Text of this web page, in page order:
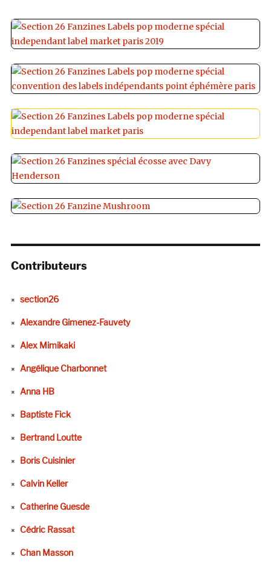
Contributeurs
section26
Alexandre Gimenez-Fauvety
Alex Mimikaki
Angélique Charbonnet
Anna HB
Baptiste Fick
Bertrand Loutte
Boris Cuisinier
Calvin Keller
Catherine Guesde
Cédric Rassat
Chan Masson